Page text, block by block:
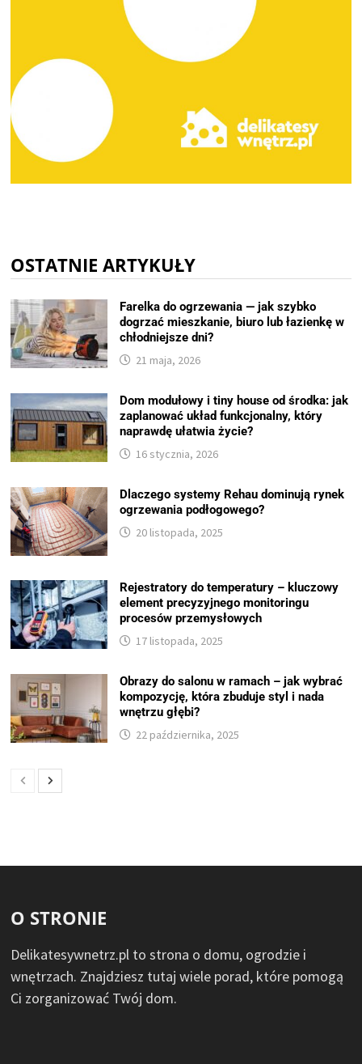
OSTATNIE ARTYKUŁY
Farelka do ogrzewania — jak szybko
dogrzać mieszkanie, biuro lub łazienkę w
chłodniejsze dni?
21 maja, 2026
Dom modułowy i tiny house od środka: jak
zaplanować układ funkcjonalny, który
naprawdę ułatwia życie?
16 stycznia, 2026
Dlaczego systemy Rehau dominują rynek
ogrzewania podłogowego?
20 listopada, 2025
Rejestratory do temperatury – kluczowy
element precyzyjnego monitoringu
procesów przemysłowych
17 listopada, 2025
Obrazy do salonu w ramach – jak wybrać
kompozycję, która zbuduje styl i nada
wnętrzu głębi?
22 października, 2025
O STRONIE
Delikatesywnetrz.pl to strona o domu, ogrodzie i
wnętrzach. Znajdziesz tutaj wiele porad, które pomogą
Ci zorganizować Twój dom.